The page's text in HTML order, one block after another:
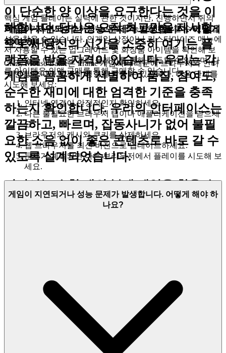
이 단순한 양 이상을 요구한다는 것을 이
해합니다. 당신은 오직 최고만을 제시함
으로써 당신의 시간을 소중히 여기는 플
랫폼을 받을 자격이 있습니다. 우리는 각
게임을 꼼꼼하게 선별하여 품질, 참여도,
순수한 재미에 대한 엄격한 기준을 충족
하는지 확인합니다. 우리의 인터페이스는
깔끔하고, 빠르며, 잡동사니가 없어 불필
요한 소음 없이 좋은 콘텐츠로 바로 갈 수
있도록 설계되었습니다.
여기서는 수천 개의 복제 게임을 찾을 수
없습니다. 우리는크레이지 마우스 배틀을
을 자격이 있는 품질은 늘리겠습니다.
핵심 게임 플레이는 실력에 관한 것이지만, 진행하면서 쥐의
외형을 커스터마이즈하거나 새로운 능력을 해금할 수 있는 옵
션을 찾을 수 있습니다. 인게임 상점이나 커스터마이즈 메뉴에
서 사용할 수 있는 업그레이드 및 화장품 아이템을 확인해 보
세요. 일부 아이템은 게임 플레이를 통해 획득할 수 있으며, 다
른 아이템은 인앱 구매를 통해 구매할 수 있습니다.
게임이 지연되거나 성능 문제가 발생합니다. 어떻게
해야 하나요?
Crazy Mouse Battle은 iframe 게임이기 때문에 브라우저와 인터
넷 연결에 따라 성능이 영향을 받을 수 있습니다. 다음 단계를
시도해 보세요:
인터넷 연결이 안정적인지 확인하세요.
다른 불필요한 브라우저 탭이나 애플리케이션을 닫으세
요.
브라우저의 캐시와 쿠키를 삭제하세요.
웹 브라우저를 최신 버전으로 업데이트하세요.
문제가 계속되면 다른 브라우저에서 플레이를 시도해 보
세요.
게임이 지연되거나 성능 문제가 발생합니다. 어떻게 해야 하
나요?